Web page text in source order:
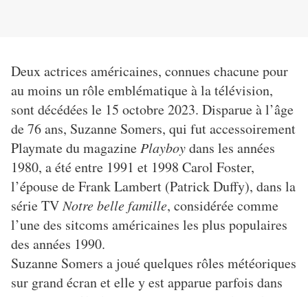
Deux actrices américaines, connues chacune pour
au moins un rôle emblématique à la télévision,
sont décédées le 15 octobre 2023. Disparue à l’âge
de 76 ans, Suzanne Somers, qui fut accessoirement
Playmate du magazine Playboydans les années
1980, a été entre 1991 et 1998 Carol Foster,
l’épouse de Frank Lambert (Patrick Duffy), dans la
série TVNotre belle famille, considérée comme
l’une des sitcoms américaines les plus populaires
des années 1990.
Suzanne Somers a joué quelques rôles météoriques
sur grand écran et elle y est apparue parfois dans